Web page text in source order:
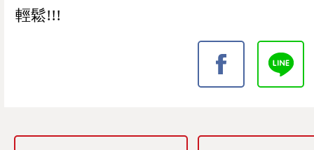
輕鬆!!!